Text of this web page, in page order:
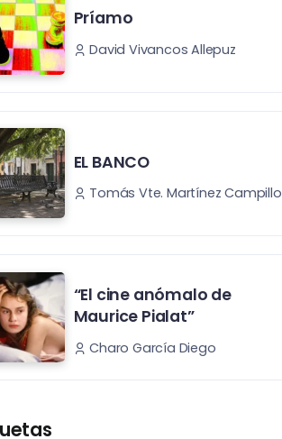
Príamo
David Vivancos Allepuz
EL BANCO
Tomás Vte. Martínez Campillo
“El cine anómalo de
Maurice Pialat”
Charo García Diego